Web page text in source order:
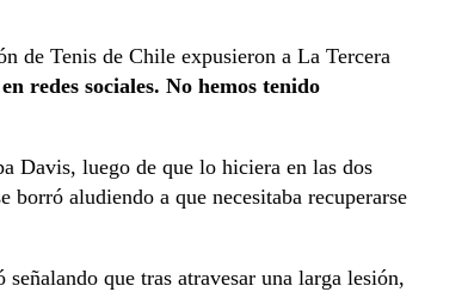
de Tenis de Chile expusieron a La Tercera
redes sociales. No hemos tenido
Davis, luego de que lo hiciera en las dos
borró aludiendo a que necesitaba recuperarse
señalando que tras atravesar una larga lesión,